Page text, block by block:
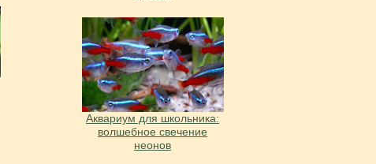
Аквариум для школьника:
волшебное свечение
неонов